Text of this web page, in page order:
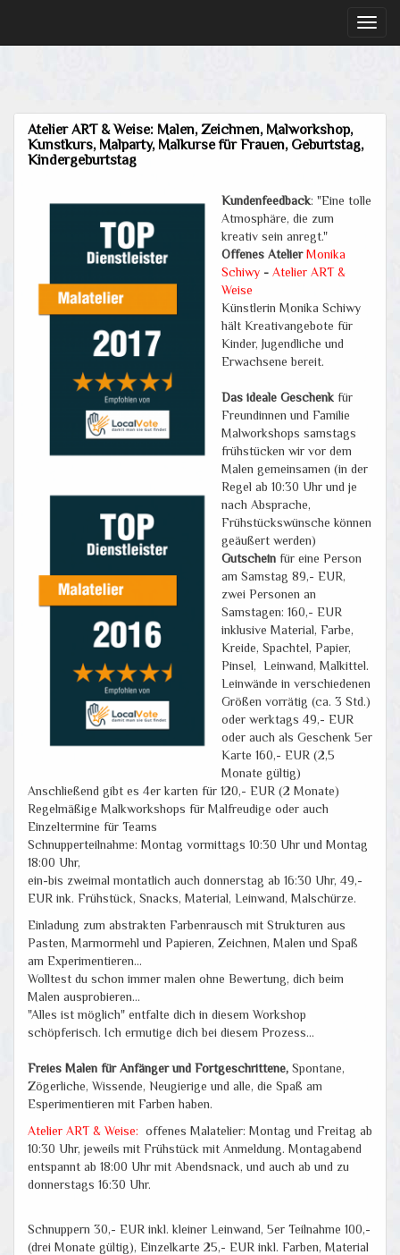
Atelier ART & Weise: Malen, Zeichnen, Malworkshop,
Kunstkurs, Malparty, Malkurse für Frauen, Geburtstag,
Kindergeburtstag
Kundenfeedback: "Eine tolle
Atmosphäre, die zum
kreativ sein anregt."
Offenes AtelierMonika
Schiwy - Atelier ART &
Weise
Künstlerin Monika Schiwy
hält Kreativangebote für
Kinder, Jugendliche und
Erwachsene bereit.
Das ideale Geschenk für
Freundinnen und Familie
Malworkshops samstags
frühstücken wir vor dem
Malen gemeinsamen (in der
Regel ab 10:30 Uhr und je
nach Absprache,
Frühstückswünsche können
geäußert werden)
Gutschein für eine Person
am Samstag 89,- EUR,
zwei Personen an
Samstagen: 160,- EUR
inklusive Material, Farbe,
Kreide, Spachtel, Papier,
Pinsel, Leinwand, Malkittel.
Leinwände in verschiedenen
Größen vorrätig (ca. 3 Std.)
oder werktags 49,- EUR
oder auch als Geschenk 5er
Karte 160,- EUR (2,5
Monate gültig)
Anschließend gibt es 4er karten für 120,- EUR (2 Monate)
Regelmäßige Malkworkshops für Malfreudige oder auch
Einzeltermine für Teams
Schnupperteilnahme: Montag vormittags 10:30 Uhr und Montag
18:00 Uhr,
ein-bis zweimal montatlich auch donnerstag ab 16:30 Uhr, 49,-
EUR ink. Frühstück, Snacks, Material, Leinwand, Malschürze.
Einladung zum abstrakten Farbenrausch mit Strukturen aus
Pasten, Marmormehl und Papieren, Zeichnen, Malen und Spaß
am Experimentieren...
Wolltest du schon immer malen ohne Bewertung, dich beim
Malen ausprobieren...
"Alles ist möglich" entfalte dich in diesem Workshop
schöpferisch. Ich ermutige dich bei diesem Prozess...
Freies Malen für Anfänger und Fortgeschrittene, Spontane,
Zögerliche, Wissende, Neugierige und alle, die Spaß am
Esperimentieren mit Farben haben.
Atelier ART & Weise: offenes Malatelier: Montag und Freitag ab
10:30 Uhr, jeweils mit Frühstück mit Anmeldung. Montagabend
entspannt ab 18:00 Uhr mit Abendsnack, und auch ab und zu
donnerstags 16:30 Uhr.
Schnuppern 30,- EUR inkl. kleiner Leinwand, 5er Teilnahme 100,-
(drei Monate gültig), Einzelkarte 25,- EUR inkl. Farben, Material